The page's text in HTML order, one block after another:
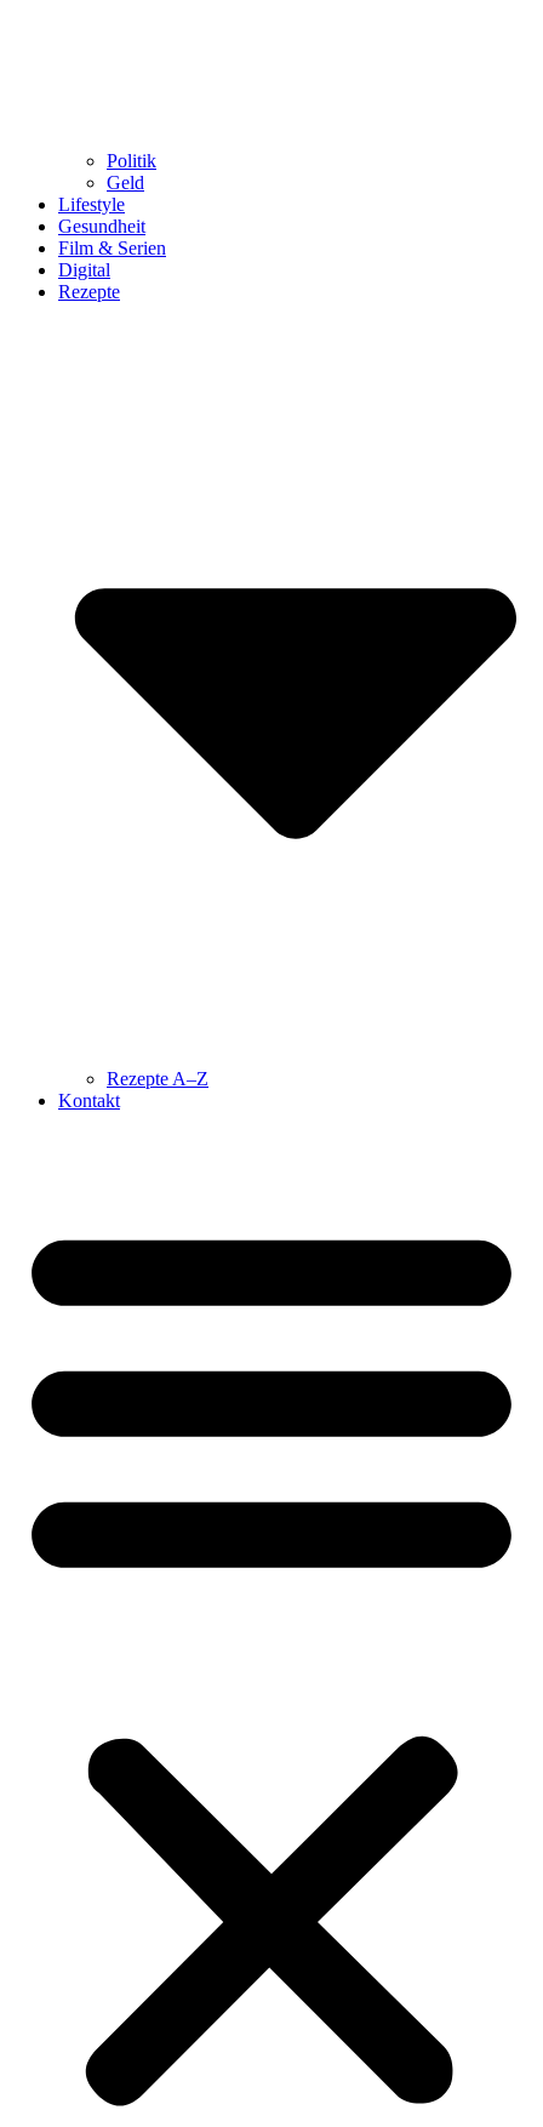
Politik
Geld
Lifestyle
Gesundheit
Film & Serien
Digital
Rezepte
Rezepte A–Z
Kontakt